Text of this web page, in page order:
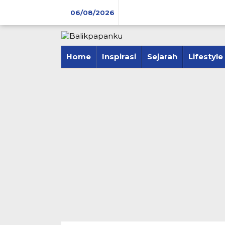
konten
06/08/2026
Home Inspirasi Sejarah Lifestyle